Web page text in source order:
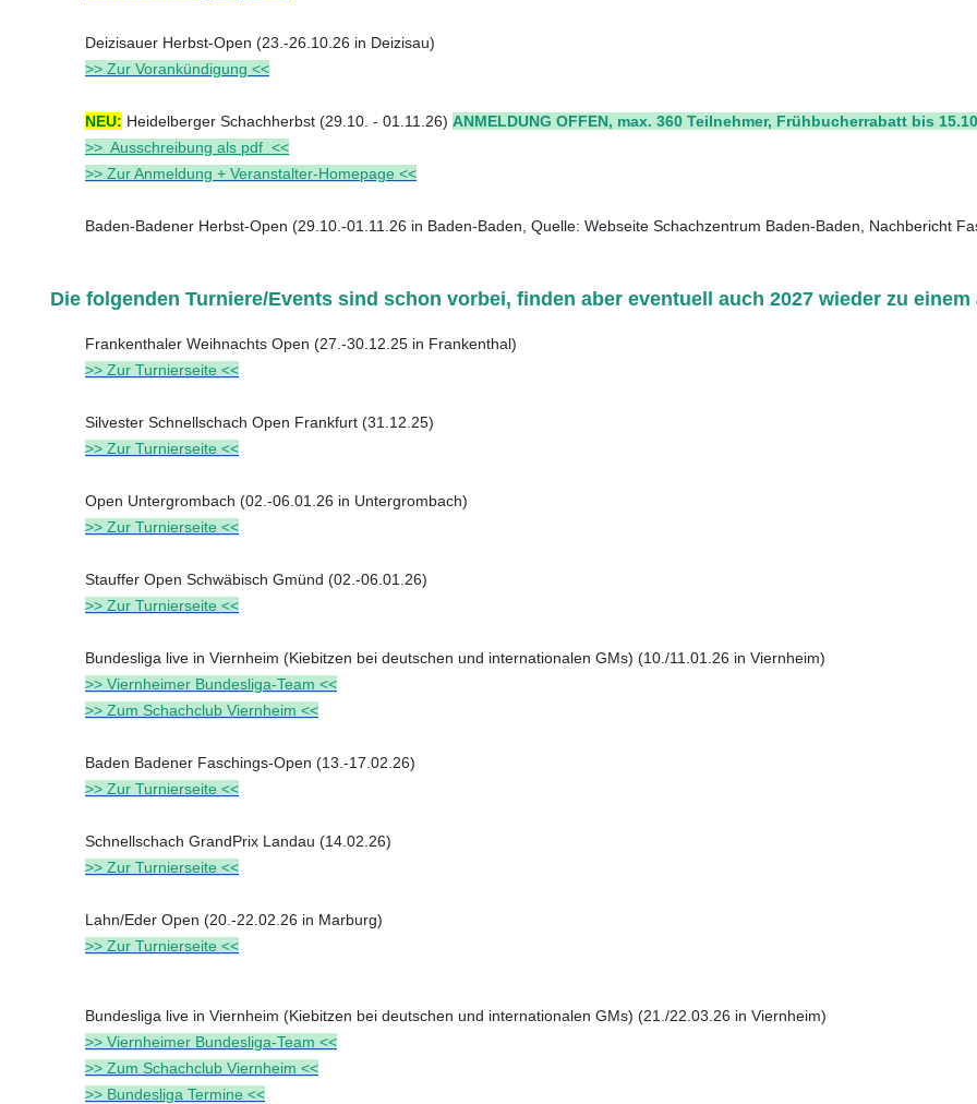
Deizisauer Herbst-Open (23.-26.10.26 in Deizisau)
>> Zur Vorankündigung <<
NEU: Heidelberger Schachherbst (29.10. - 01.11.26) ANMELDUNG OFFEN, max. 360 Teilnehmer, Frühbucherrabatt bis
>> Ausschreibung als pdf <<
>> Zur Anmeldung + Veranstalter-Homepage <<
Baden-Badener Herbst-Open (29.10.-01.11.26 in Baden-Baden, Quelle: Webseite Schachzentrum Baden-Baden, Nachbericht
Die folgenden Turniere/Events sind schon vorbei, finden aber eventuell auch 2027 wieder zu
Frankenthaler Weihnachts Open (27.-30.12.25 in Frankenthal)
>> Zur Turnierseite <<
Silvester Schnellschach Open Frankfurt (31.12.25)
>> Zur Turnierseite <<
Open Untergrombach (02.-06.01.26 in Untergrombach)
>> Zur Turnierseite <<
Stauffer Open Schwäbisch Gmünd (02.-06.01.26)
>> Zur Turnierseite <<
Bundesliga live in Viernheim (Kiebitzen bei deutschen und internationalen GMs) (10./11.01.26 in Viernheim)
>> Viernheimer Bundesliga-Team <<
>> Zum Schachclub Viernheim <<
Baden Badener Faschings-Open (13.-17.02.26)
>> Zur Turnierseite <<
Schnellschach GrandPrix Landau (14.02.26)
>> Zur Turnierseite <<
Lahn/Eder Open (20.-22.02.26 in Marburg)
>> Zur Turnierseite <<
Bundesliga live in Viernheim (Kiebitzen bei deutschen und internationalen GMs) (21./22.03.26 in Viernheim)
>> Viernheimer Bundesliga-Team <<
>> Zum Schachclub Viernheim <<
>> Bundesliga Termine <<